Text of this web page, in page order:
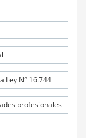
Ley N° 16.744
profesionales